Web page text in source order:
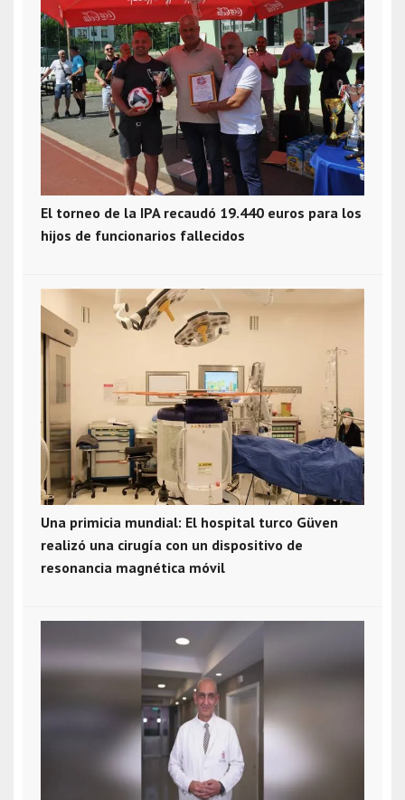
El torneo de la IPA recaudó 19.440 euros para los
hijos de funcionarios fallecidos
Una primicia mundial: El hospital turco Güven
realizó una cirugía con un dispositivo de
resonancia magnética móvil